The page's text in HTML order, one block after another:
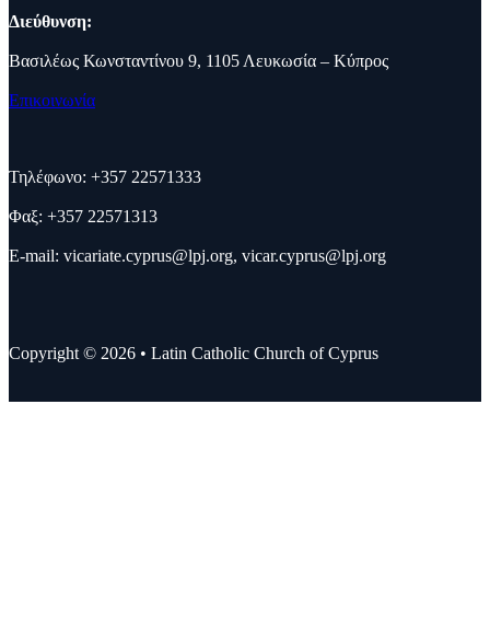
Διεύθυνση:
Βασιλέως Κωνσταντίνου 9, 1105 Λευκωσία – Κύπρος
Επικοινωνία
Τηλέφωνο: +357 22571333
Φαξ: +357 22571313
E-mail: vicariate.cyprus@lpj.org, vicar.cyprus@lpj.org
Copyright © 2026 • Latin Catholic Church of Cyprus